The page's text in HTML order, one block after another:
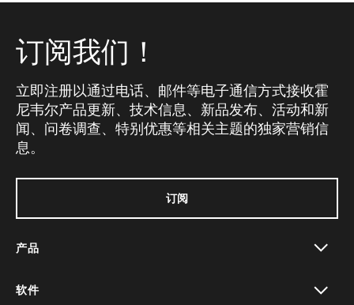
订阅我们！
立即注册以通过电话、邮件等电子通信方式接收霍
尼韦尔产品更新、技术信息、新品发布、活动和新
闻、问卷调查、特别优惠等相关主题的独家营销信
息。
订阅
产品
软件